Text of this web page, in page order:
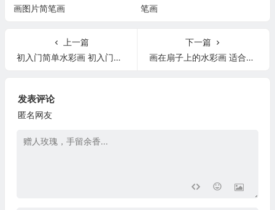
画图片简笔画
笔画
上一篇
初入门简单水彩画 初入门简单水彩画教程
下一篇
画在扇子上的水彩画 适合画在扇子上的水彩画
发表评论
匿名网友